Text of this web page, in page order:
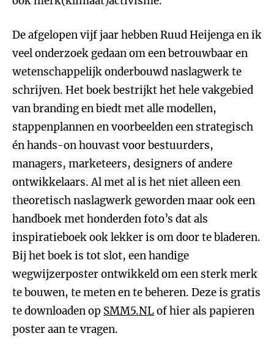
De afgelopen vijf jaar hebben Ruud Heijenga en ik
veel onderzoek gedaan om een betrouwbaar en
wetenschappelijk onderbouwd naslagwerk te
schrijven. Het boek bestrijkt het hele vakgebied
van branding en biedt met alle modellen,
stappenplannen en voorbeelden een strategisch
én hands-on houvast voor bestuurders,
managers, marketeers, designers of andere
ontwikkelaars. Al met al is het niet alleen een
theoretisch naslagwerk geworden maar ook een
handboek met honderden foto’s dat als
inspiratieboek ook lekker is om door te bladeren.
Bij het boek is tot slot, een handige
wegwijzerposter ontwikkeld om een sterk merk
te bouwen, te meten en te beheren. Deze is gratis
te downloaden op SMM5.NLof hier als papieren
poster aan te vragen.